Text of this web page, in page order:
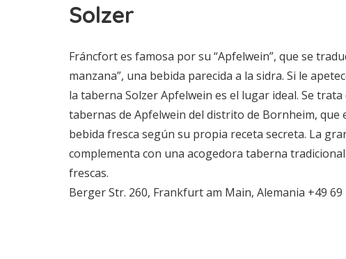
Solzer
Fráncfort es famosa por su “Apfelwein”, que se
manzana”, una bebida parecida a la sidra. Si le
la taberna Solzer Apfelwein es el lugar ideal. Se
tabernas de Apfelwein del distrito de Bornheim, que
bebida fresca según su propia receta secreta. La
complementa con una acogedora taberna
frescas.
Berger Str. 260, Frankfurt am Main, Alemania +49 69